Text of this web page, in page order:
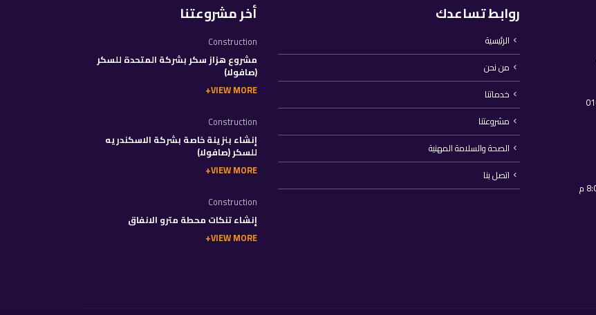
روابط تساعدك
الرئيسية
من نحن
خدماتنا
مشروعتنا
الصحة والسلامة المهنية
اتصل بنا
أخر مشروعتنا
Construction
مشروع هزاز سكر بشركة المتحدة للسكر
(صافولا)
VIEW MORE
Construction
إنشاء بنزينة خاصة بشركة الاسكندريه
للسكر (صافولا)
VIEW MORE
Construction
إنشاء تنكات محطة مترو الانفاق
VIEW MORE